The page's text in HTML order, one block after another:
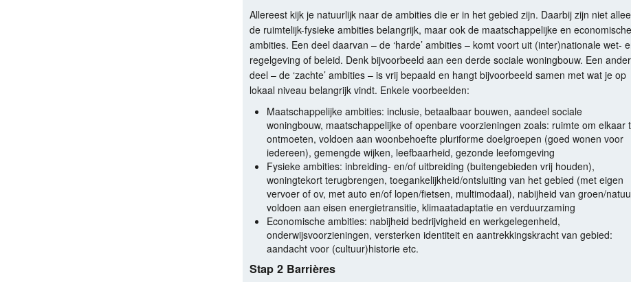
Allereest kijk je natuurlijk naar de ambities die er in het gebied zijn. Daarbij zijn niet
de ruimtelijk-fysieke ambities belangrijk, maar ook de maatschappelijke en economische
ambities. Een deel daarvan – de ‘harde’ ambities – komt voort uit (inter)nationale wet-
regelgeving of beleid. Denk bijvoorbeeld aan een derde sociale woningbouw. Een ander
deel – de ‘zachte’ ambities – is vrij bepaald en hangt bijvoorbeeld samen met wat je op
lokaal niveau belangrijk vindt. Enkele voorbeelden:
Maatschappelijke ambities: inclusie, betaalbaar bouwen, aandeel sociale
woningbouw, maatschappelijke of openbare voorzieningen zoals: ruimte om elkaar
ontmoeten, voldoen aan woonbehoefte pluriforme doelgroepen (goed wonen voor
iedereen), gemengde wijken, leefbaarheid, gezonde leefomgeving
Fysieke ambities: inbreiding- en/of uitbreiding (buitengebieden vrij houden),
woningtekort terugbrengen, toegankelijkheid/ontsluiting van het gebied (met eigen
vervoer of ov, met auto en/of lopen/fietsen, multimodaal), nabijheid van groen/
voldoen aan eisen energietransitie, klimaatadaptatie en verduurzaming
Economische ambities: nabijheid bedrijvigheid en werkgelegenheid,
onderwijsvoorzieningen, versterken identiteit en aantrekkingskracht van gebied:
aandacht voor (cultuur)historie etc.
Stap 2 Barrières